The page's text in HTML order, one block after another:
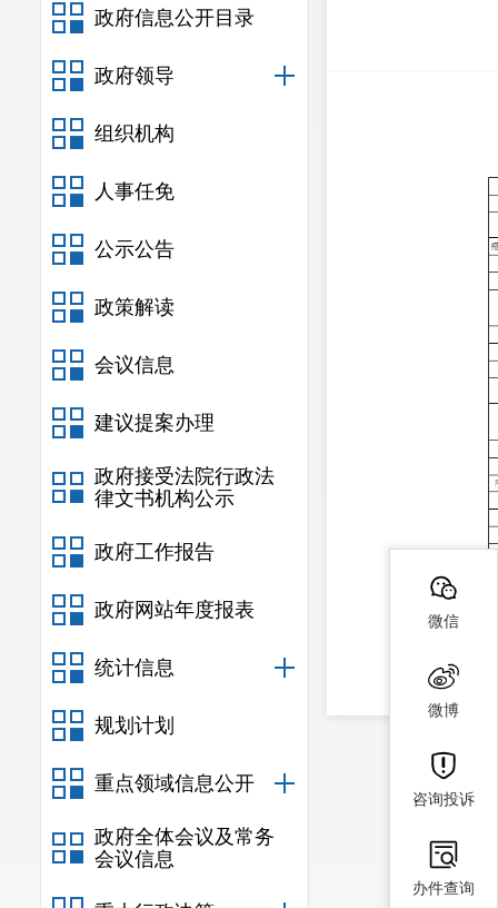
政府信息公开目录
政府领导
组织机构
人事任免
公示公告
政策解读
会议信息
建议提案办理
政府接受法院行政法
律文书机构公示
政府工作报告
政府网站年度报表
统计信息
规划计划
重点领域信息公开
政府全体会议及常务
会议信息
微信
微博
咨询投诉
办件查询